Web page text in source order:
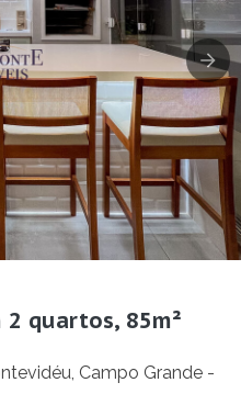
quartos, 85m²
Campo Grande -